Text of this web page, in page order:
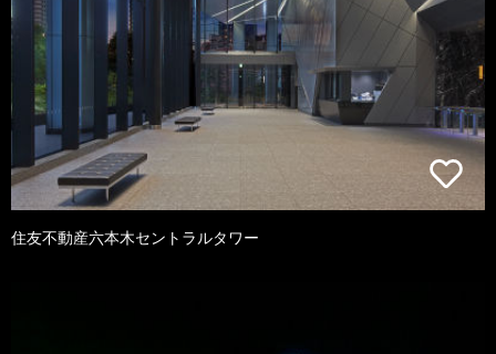
住友不動産六本木セントラルタワー